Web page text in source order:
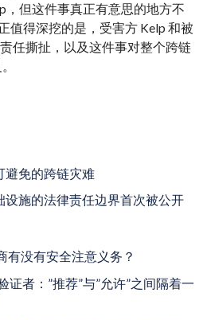
，但这件事真正有意思的地方不
值得深挖的是，受害方 Kelp 和被
任撕扯，以及这件事对整个跨链
避免的跨链灾难
设施的法律责任边界首次被公开
有没有安全注意义务？
证者：”推荐”与”允许”之间隔着一